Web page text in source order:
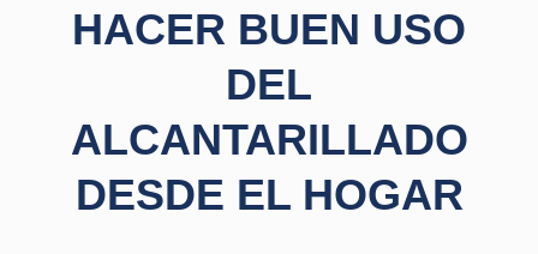
HACER BUEN USO
DEL
ALCANTARILLADO
DESDE EL HOGAR